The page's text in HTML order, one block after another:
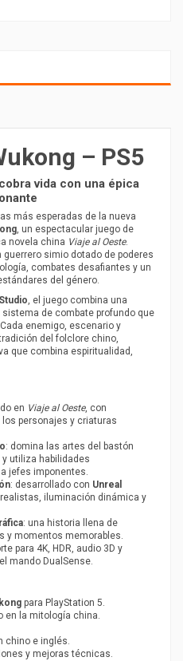
– PS5
vida con una épica
más esperadas de la nueva
, un espectacular juego de
novela china Viaje al Oeste.
guerrero simio dotado de poderes
combates desafiantes y un
del género.
, el juego combina una
de combate profundo que
enemigo, escenario y
del folclore chino,
que combina espiritualidad,
en Viaje al Oeste, con
personajes y criaturas
: domina las artes del bastón
utiliza habilidades
jefes imponentes.
: desarrollado con Unreal
iluminación dinámica y
: una historia llena de
y momentos memorables.
para 4K, HDR, audio 3D y
mando DualSense.
para PlayStation 5.
en la mitología china.
chino e inglés.
y mejoras técnicas.